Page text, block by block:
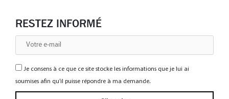
RESTEZ INFORMÉ
Je consens à ce que ce site stocke les informations que je lui ai
soumises afin qu’il puisse répondre à ma demande.